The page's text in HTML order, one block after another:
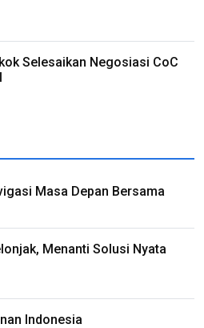
Selesaikan Negosiasi CoC
Masa Depan Bersama
Menanti Solusi Nyata
Indonesia